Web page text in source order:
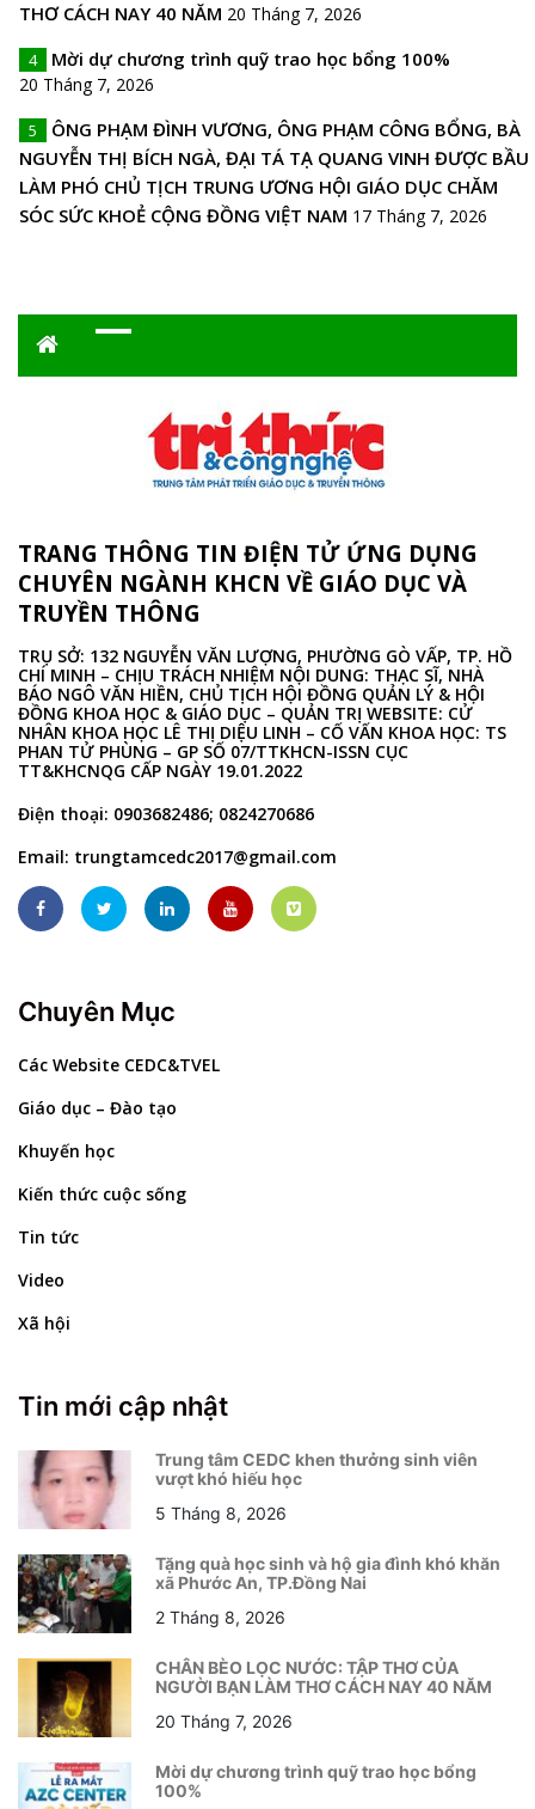
THƠ CÁCH NAY 40 NĂM 20 Tháng 7, 2026
4 Mời dự chương trình quỹ trao học bổng 100%
20 Tháng 7, 2026
5
ÔNG PHẠM ĐÌNH VƯƠNG, ÔNG PHẠM CÔNG BỔNG, BÀ
NGUYỄN THỊ BÍCH NGÀ, ĐẠI TÁ TẠ QUANG VINH ĐƯỢC BẦU
LÀM PHÓ CHỦ TỊCH TRUNG ƯƠNG HỘI GIÁO DỤC CHĂM
SÓC SỨC KHOẺ CỘNG ĐỒNG VIỆT NAM 17 Tháng 7, 2026
TRANG THÔNG TIN ĐIỆN TỬ ỨNG DỤNG
CHUYÊN NGÀNH KHCN VỀ GIÁO DỤC VÀ
TRUYỀN THÔNG
TRỤ SỞ: 132 NGUYỄN VĂN LƯỢNG, PHƯỜNG GÒ VẤP, TP. HỒ
CHÍ MINH – CHỊU TRÁCH NHIỆM NỘI DUNG: THẠC SĨ, NHÀ
BÁO NGÔ VĂN HIỀN, CHỦ TỊCH HỘI ĐỒNG QUẢN LÝ & HỘI
ĐỒNG KHOA HỌC & GIÁO DỤC – QUẢN TRỊ WEBSITE: CỬ
NHÂN KHOA HỌC LÊ THỊ DIỆU LINH – CỐ VẤN KHOA HỌC: TS
PHAN TỬ PHÙNG – GP SỐ 07/TTKHCN-ISSN CỤC
TT&KHCNQG CẤP NGÀY 19.01.2022
Điện thoại: 0903682486; 0824270686
Email: trungtamcedc2017@gmail.com
Chuyên Mục
Các Website CEDC&TVEL
Giáo dục – Đào tạo
Khuyến học
Kiến thức cuộc sống
Tin tức
Video
Xã hội
Tin mới cập nhật
Trung tâm CEDC khen thưởng sinh viên
vượt khó hiếu học
5 Tháng 8, 2026
Tặng quà học sinh và hộ gia đình khó khăn
xã Phước An, TP.Đồng Nai
2 Tháng 8, 2026
CHÂN BÈO LỌC NƯỚC: TẬP THƠ CỦA
NGƯỜI BẠN LÀM THƠ CÁCH NAY 40 NĂM
20 Tháng 7, 2026
Mời dự chương trình quỹ trao học bổng
100%